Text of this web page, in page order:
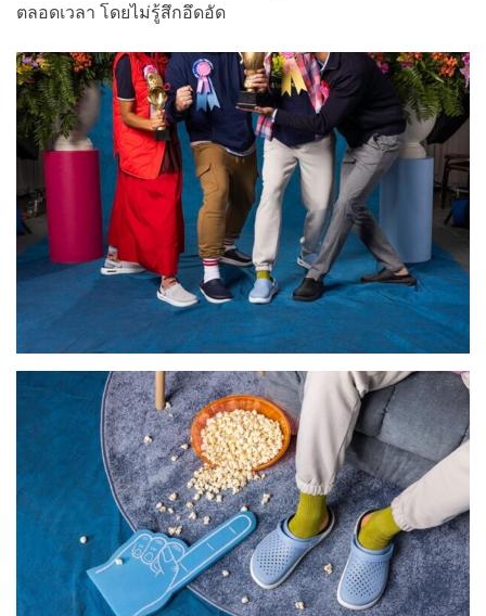
ตลอดเวลา โดยไม่รู้สึกอึดอัด